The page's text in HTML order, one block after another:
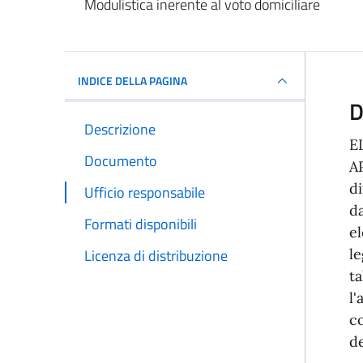
Modulistica inerente al voto domiciliare
INDICE DELLA PAGINA
Descrizione
Documento
Ufficio responsabile
Formati disponibili
Licenza di distribuzione